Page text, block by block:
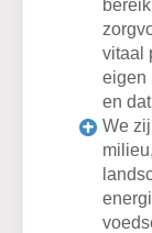
vitaal
eigen
en
We